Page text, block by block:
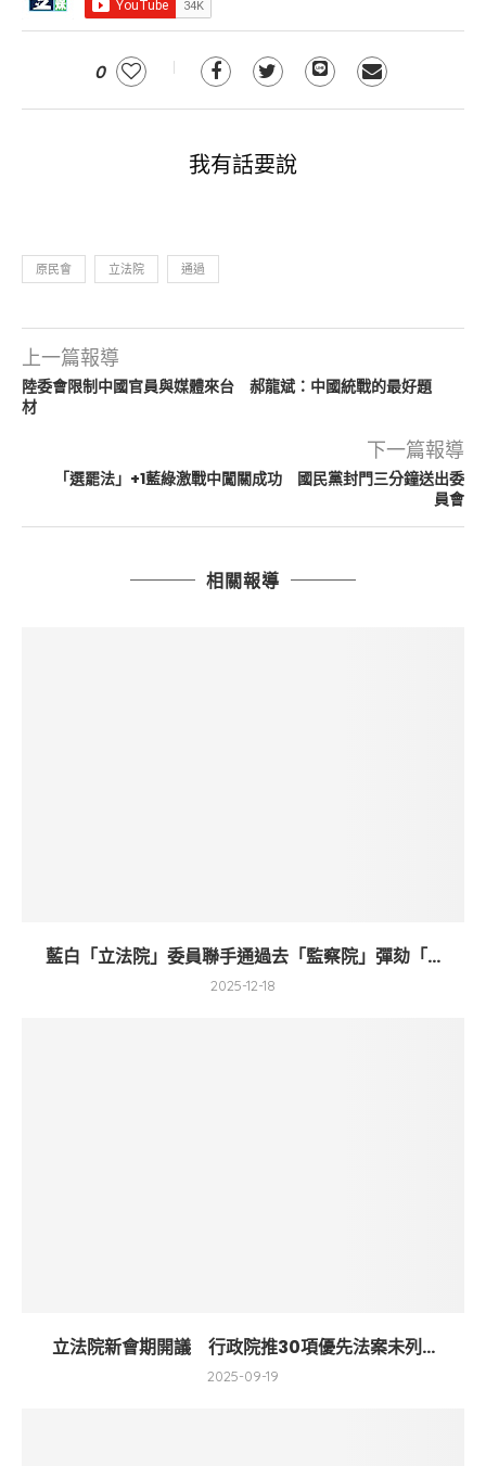
0
我有話要說
原民會 立法院 通過
上一篇報導
陸委會限制中國官員與媒體來台 郝龍斌：中國統戰的最好題
材
下一篇報導
「選罷法」+1藍綠激戰中闖關成功 國民黨封門三分鐘送出委
員會
相關報導
藍白「立法院」委員聯手通過去「監察院」彈劾「...
2025-12-18
立法院新會期開議 行政院推30項優先法案未列...
2025-09-19